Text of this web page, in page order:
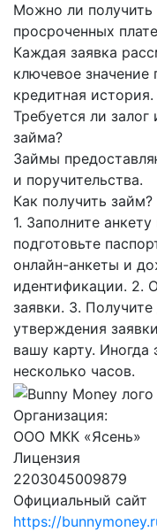
Можно ли получить
просроченных
Каждая заявка
ключевое
кредитная история.
Требуется ли
займа?
Займы
и поручительства.
Как получить займ?
1. Заполните
подготовьте
онлайн-анкеты и
идентификации. 2.
заявки. 3.
утверждения
вашу карту. Иногда
несколько часов.
Организация:
ООО МКК «Ясень»
Лицензия
2203045009879
Официальный сайт
https://